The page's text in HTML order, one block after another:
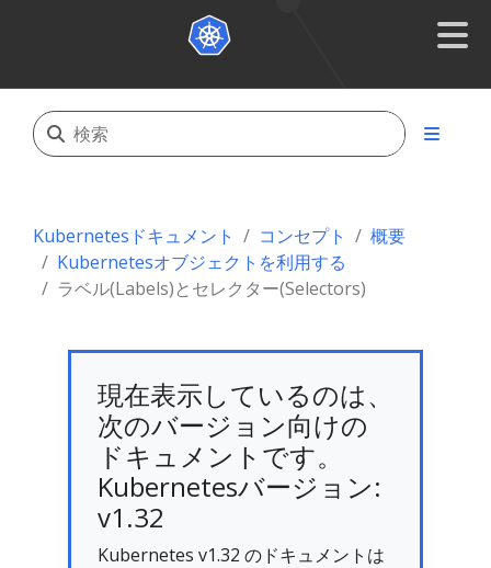
Kubernetesドキュメント コンセプト
概要
Kubernetesオブジェクトを利用する
ラベル(Labels)とセレクター(Selectors)
現在表示しているのは、
次のバージョン向けの
ドキュメントです。
Kubernetesバージョン:
v1.32
Kubernetes v1.32 のドキュメントは